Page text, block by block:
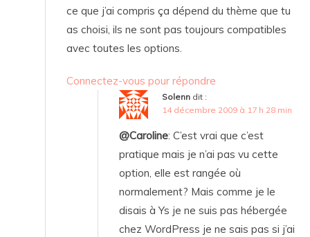
ce que j’ai compris ça dépend du thème que tu
as choisi, ils ne sont pas toujours compatibles
avec toutes les options.
Connectez-vous pour répondre
Solenn dit :
14 décembre 2009 à 17 h 28 min
@Caroline: C’est vrai que c’est
pratique mais je n’ai pas vu cette
option, elle est rangée où
normalement? Mais comme je le
disais à Ys je ne suis pas hébergée
chez WordPress je ne sais pas si j’ai